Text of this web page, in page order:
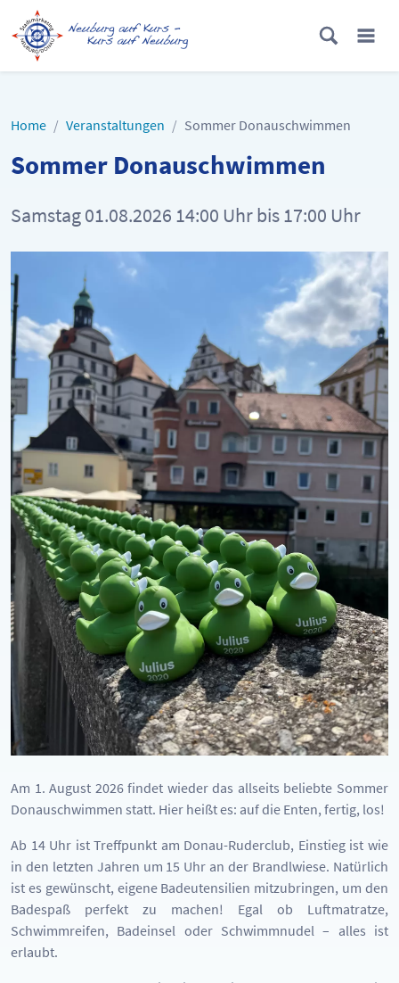
Home Veranstaltungen Sommer Donauschwimmen
Sommer Donauschwimmen
Samstag01.08.2026 14:00 Uhrbis17:00 Uhr
Am 1. August 2026 findet wieder das allseits beliebte Sommer
Donauschwimmen statt. Hier heißt es: auf die Enten, fertig, los!
Ab 14 Uhr ist Treffpunkt am Donau-Ruderclub, Einstieg ist wie
in den letzten Jahren um 15 Uhr an der Brandlwiese. Natürlich
ist es gewünscht, eigene Badeutensilien mitzubringen, um den
Badespaß perfekt zu machen! Egal ob Luftmatratze,
Schwimmreifen, Badeinsel oder Schwimmnudel – alles ist
erlaubt.